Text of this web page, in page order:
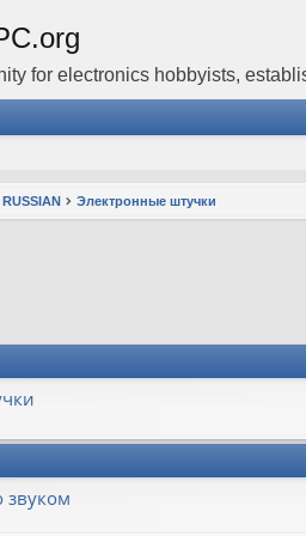
for electronics hobbyists,
Электронные штучки
звуком